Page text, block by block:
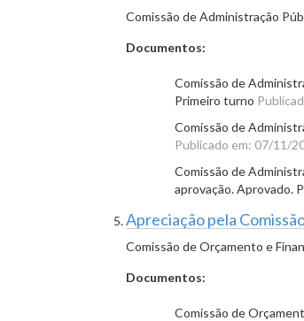
Comissão de Administração
Documentos:
Comissão de
Primeiro turno
Comissão de
Publicado em: 07/11/
Comissão de
aprovação. Aprovado.
Apreciação pela
Comissão de Orçamento e
Documentos:
Comissão de